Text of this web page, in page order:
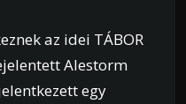
az idei TÁBOR
Alestorm
egy